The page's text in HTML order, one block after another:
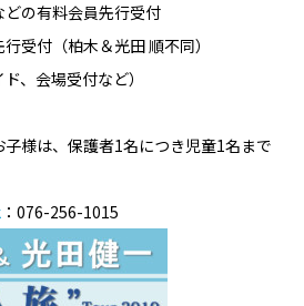
の有料会員先行受付
受付（柏木＆光田 順不同）
、会場受付など）
様は、保護者1名につき児童1名まで
：076-256-1015